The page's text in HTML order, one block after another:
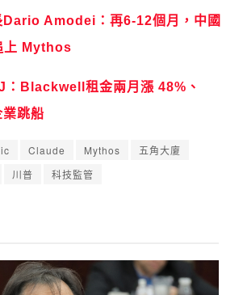
Amodei：再6-12個月，中國
上 Mythos
：Blackwell租金兩月漲 48%、
跳船
Claude Mythos
五角大廈
川普 科技監管